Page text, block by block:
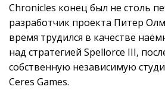
Chronicles конец был не столь
разработчик проекта Питер
время трудился в качестве
над стратегией Spellorce III,
собственную независимую
Ceres Games.